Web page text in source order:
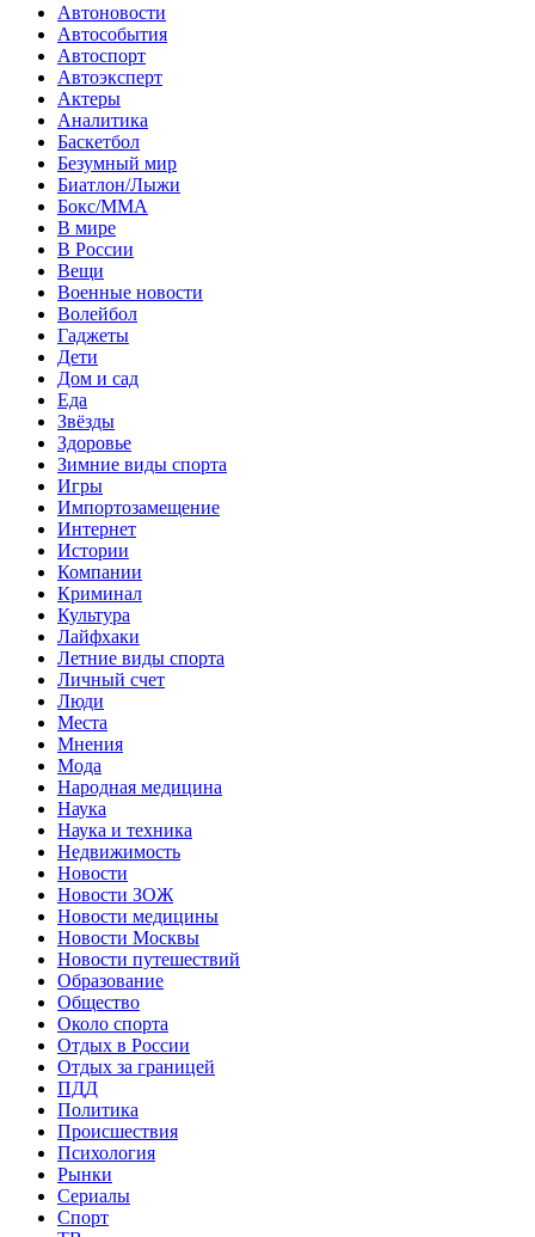
Автоновости
Автособытия
Автоспорт
Автоэксперт
Актеры
Аналитика
Баскетбол
Безумный мир
Биатлон/Лыжи
Бокс/MMA
В мире
В России
Вещи
Военные новости
Волейбол
Гаджеты
Дети
Дом и сад
Еда
Звёзды
Здоровье
Зимние виды спорта
Игры
Импортозамещение
Интернет
Истории
Компании
Криминал
Культура
Лайфхаки
Летние виды спорта
Личный счет
Люди
Места
Мнения
Мода
Народная медицина
Наука
Наука и техника
Недвижимость
Новости
Новости ЗОЖ
Новости медицины
Новости Москвы
Новости путешествий
Образование
Общество
Около спорта
Отдых в России
Отдых за границей
ПДД
Политика
Происшествия
Психология
Рынки
Сериалы
Спорт